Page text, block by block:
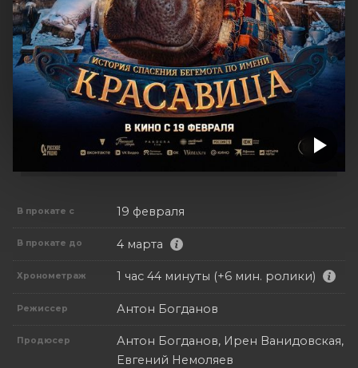
В прокате с 19 февраля
В прокате до 4 марта
Хронометраж 1 час 44 минуты (+6 мин. ролики)
Режиссер Антон Богданов
Продюсер
Антон Богданов, Ирен Ванидовская,
Евгений Немоляев